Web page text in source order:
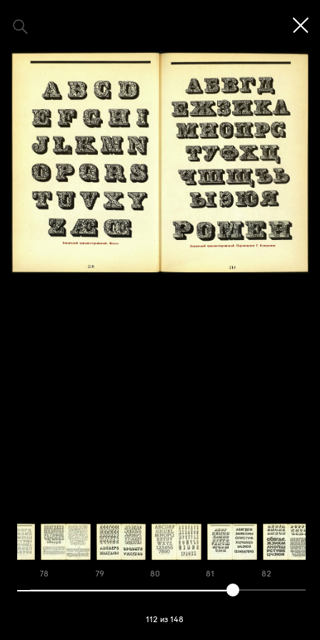
78 79 80 81 82
112 из 148